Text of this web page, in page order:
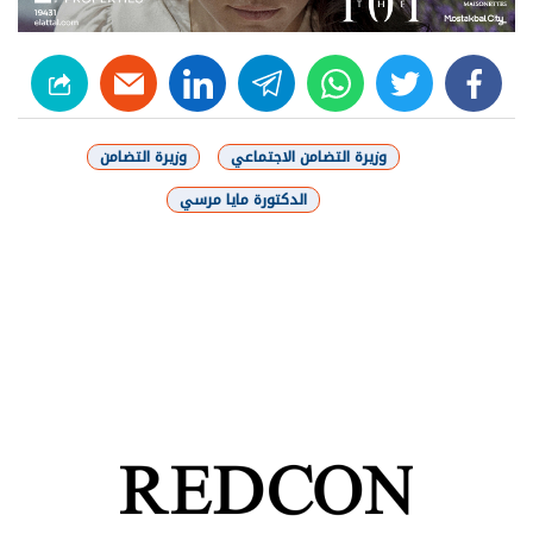
facebook
twitter
whats
telegram
linkedin
وزيرة التضامن الاجتماعي
وزيرة التضامن
الدكتورة مايا مرسي